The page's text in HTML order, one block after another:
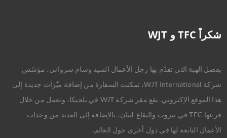
شكراً TFC و WJT
بفضل الهبة التي تقدّم بها رجل الأعمال السيد وسام شرواني، مؤسّس
شركة WJT International، تمكنت السفارة من إضافة ميّزات جديدة إلى
هذا الموقع الإكتروني. يقع مقر شركة WJT في بلجيكا، وتعمل من خلال
فرعها TFC في بيروت والبقاع-لبنان، بالإضافة إلى العديد من وحدات
الأعمال التابعة لها في دول أخرى حول العالم.